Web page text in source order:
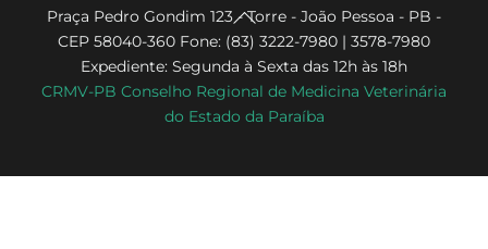
Back
To
Top
Praça Pedro Gondim 123 - Torre - João Pessoa - PB -
CEP 58040-360 Fone: (83) 3222-7980 | 3578-7980
Expediente: Segunda à Sexta das 12h às 18h
CRMV-PB Conselho Regional de Medicina Veterinária
do Estado da Paraíba